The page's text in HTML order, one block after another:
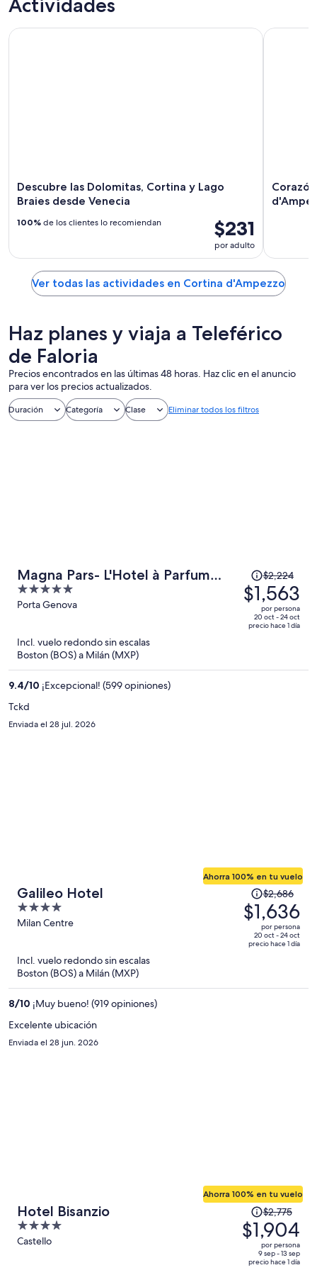
Actividades
Descubre las Dolomitas, Cortina y Lago
Braies desde Venecia
$231
por adulto
100% de los clientes lo recomiendan
Descubre las Dolomitas, Cortina y Lago Braies desdeCorazón
Ver todas las actividades en Cortina d'Ampezzo
Haz planes y viaja a Teleférico
de Faloria
Precios encontrados en las últimas 48 horas. Haz clic en el anuncio
para ver los precios actualizados.
Duración Categoría Clase Eliminar todos los filtros
Magna Pars- L'Hotel à Parfum
Small Luxury Hotels of the World
5
out
5
Porta Genova
El
precio
era
de
$2,224
$2,224
$1,563
por persona
20 oct - 24 oct
precio hace 1 día
Incl. vuelo redondo sin escalas
Boston (BOS) a Milán (MXP)
9.4/10 ¡Excepcional! (599 opiniones)
Tckd
Enviada el 28 jul. 2026
Galileo Hotel
4
out
Milan Centre
Ahorra 100% en tu vuelo
El
precio
era
de
$2,686
$2,686
$1,636
por persona
20 oct - 24 oct
precio hace 1 día
Incl. vuelo redondo sin escalas
Boston (BOS) a Milán (MXP)
8/10 ¡Muy bueno! (919 opiniones)
Excelente ubicación
Enviada el 28 jun. 2026
Hotel Bisanzio
4
out
Castello
Ahorra 100% en tu vuelo
precio
era
$2,775
$1,904
por persona
9 sep - 13 sep
precio hace 1 día